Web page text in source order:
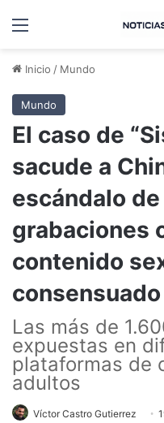
Menú
Inicio / Mundo
Mundo
El caso de
sacude a
escándalo
grabaciones
contenido
consensuado
Las más de
expuestas en
plataformas de
adultos
Víctor Castro Gutierrez